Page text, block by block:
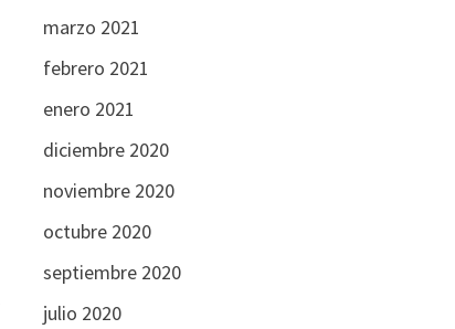
marzo 2021
febrero 2021
enero 2021
diciembre 2020
noviembre 2020
octubre 2020
septiembre 2020
julio 2020